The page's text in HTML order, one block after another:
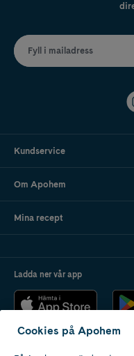
Fyll i mailadress
Kundservice
Om Apohem
Mina recept
Ladda ner vår app
Cookies på Apohem